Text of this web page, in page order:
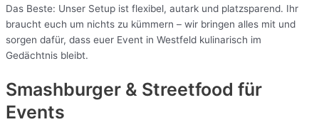
Das Beste: Unser Setup ist flexibel, autark und platzsparend. Ihr
braucht euch um nichts zu kümmern – wir bringen alles mit und
sorgen dafür, dass euer Event in Westfeld kulinarisch im
Gedächtnis bleibt.
Smashburger & Streetfood für
Events